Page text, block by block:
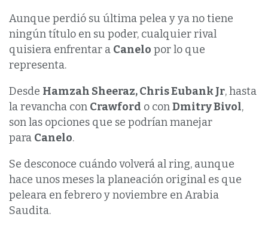
Aunque perdió su última pelea y ya no tiene
ningún título en su poder, cualquier rival
quisiera enfrentar a Canelo por lo que
representa.
Desde Hamzah Sheeraz, Chris Eubank Jr, hasta
la revancha con Crawford o conDmitry Bivol,
son las opciones que se podrían manejar
para Canelo.
Se desconoce cuándo volverá al ring, aunque
hace unos meses la planeación original es que
peleara en febrero y noviembre en Arabia
Saudita.